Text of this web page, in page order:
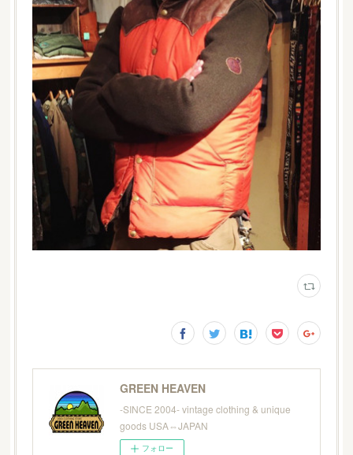
GREEN HEAVEN
-SINCE 2004- vintage clothing & unique
goods USA⇔JAPAN
フォロー